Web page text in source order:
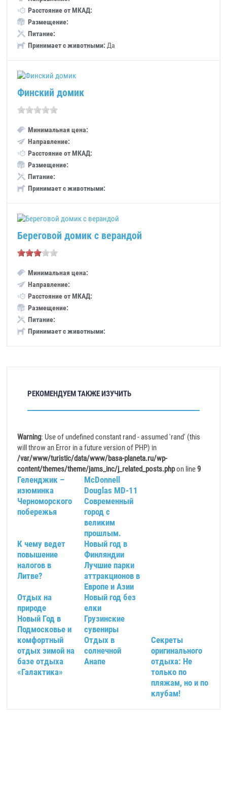
Расстояние от МКАД:
Размещение:
Питание:
Принимает с животными: Да
Финский домик
Минимальная цена:
Направление:
Расстояние от МКАД:
Размещение:
Питание:
Принимает с животными:
Береговой домик с верандой
Минимальная цена:
Направление:
Расстояние от МКАД:
Размещение:
Питание:
Принимает с животными:
РЕКОМЕНДУЕМ ТАКЖЕ ИЗУЧИТЬ
Warning: Use of undefined constant rand - assumed 'rand' (this
will throw an Error in a future version of PHP) in
/var/www/turistic/data/www/basa-planeta.ru/wp-
content/themes/theme/jams_inc/j_related_posts.phpon line9
Геленджик –
изюминка
Черноморского
побережья
McDonnell
Douglas MD-11
Современный
город с
великим
прошлым.
К чему ведет
повышение
налогов в
Литве?
Новый год в
Финляндии
Лучшие парки
аттракционов в
Европе и Азии
Отдых на
природе
Новый год без
елки
Новый Год в
Подмосковье и
комфортный
отдых зимой на
базе отдыха
«Галактика»
Грузинские
сувениры
Отдых в
солнечной
Анапе
Секреты
оригинального
отдыха: Не
только по
пляжам, но и по
клубам!